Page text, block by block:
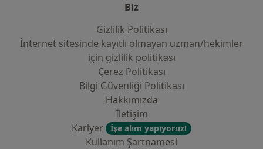
Biz
Gizlilik Politikası
İnternet sitesinde kayıtlı olmayan uzman/hekimler
i̇çin gizlilik politikası
Çerez Politikası
Bilgi Güvenliği Politikası
Hakkımızda
İletişim
Kariyer
İşe alım yapıyoruz!
Kullanım Şartnamesi